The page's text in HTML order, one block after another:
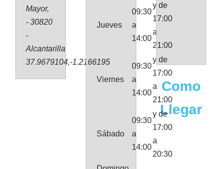
Mayor,
- 30820
-
Alcantarilla
37.9679104,-1.2166195
Jueves
09:30
a
14:00
y de
17:00
a
21:00
Viernes
09:30
a
14:00
y de
17:00
a
21:00
Sábado
09:30
a
14:00
y de
17:00
a
20:30
Como
Llegar